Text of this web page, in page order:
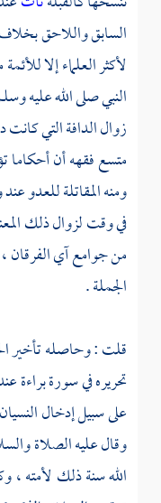
السابق واللاحق
لأكثر العلماء إلا
النبي صلى الله عليه
زوال الدافة التي
متسع فقهه أن أحكاما
ومنه المقاتلة للعدو
في وقت لزوال ذلك
من جوامع آي الفرقان
الجملة .
قلت : وحاصله تأخير
تحريره في سورة براءة
على سبيل إدخال
وقال عليه الصلاة
الله سنة ذلك لأمته